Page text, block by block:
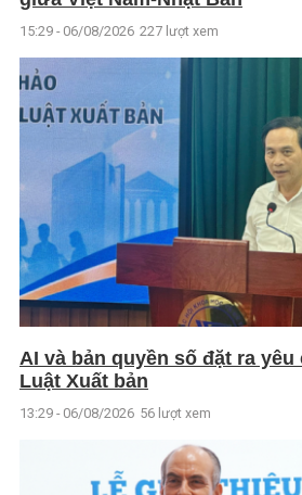
15:29 - 06/08/2026 227 lượt xem
AI và bản quyền số đặt ra
Luật Xuất bản
13:29 - 06/08/2026 56 lượt xem